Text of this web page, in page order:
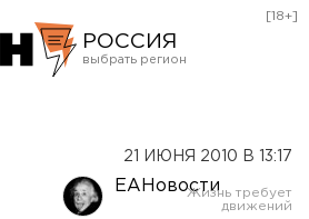
РОССИЯ
Оренбург
[18+]
21 ИЮНЯ 2010 В 13:17
ЕАНовости